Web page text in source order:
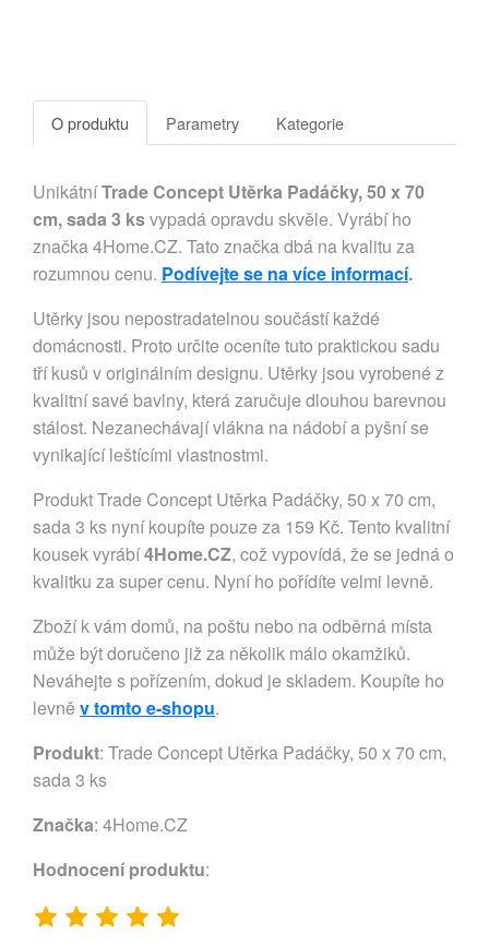
O produktu Parametry Kategorie
UnikátníTrade Concept Utěrka Padáčky, 50 x 70
cm, sada 3 ksvypadá opravdu skvěle. Vyrábí ho
značka 4Home.CZ. Tato značka dbá na kvalitu za
rozumnou cenu. Podívejte se na více informací.
Utěrky jsou nepostradatelnou součástí každé
domácnosti. Proto určite oceníte tuto praktickou sadu
tří kusů v originálním designu. Utěrky jsou vyrobené z
kvalitní savé bavlny, která zaručuje dlouhou barevnou
stálost. Nezanechávají vlákna na nádobí a pyšní se
vynikající leštícími vlastnostmi.
Produkt Trade Concept Utěrka Padáčky, 50 x 70 cm,
sada 3 ks nyní koupíte pouze za 159 Kč. Tento kvalitní
kousek vyrábí4Home.CZ, což vypovídá, že se jedná o
kvalitku za super cenu. Nyní ho pořídíte velmi levně.
Zboží k vám domů, na poštu nebo na odběrná místa
může být doručeno již za několik málo okamžiků.
Neváhejte s pořízením, dokud je skladem. Koupíte ho
levně v tomto e-shopu.
Produkt: Trade Concept Utěrka Padáčky, 50 x 70 cm,
sada 3 ks
Značka: 4Home.CZ
Hodnocení produktu: